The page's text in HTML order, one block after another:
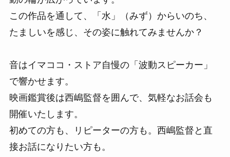
この作品を通して、「水」（みず）からいのち、
たましいを感じ、その姿に触れてみませんか？
音はイマココ・ストア自慢の「波動スピーカー」
で響かせます。
映画鑑賞後は西嶋監督を囲んで、気軽なお話会も
開催いたします。
初めての方も、リピーターの方も。西嶋監督と直
接お話になりたい方も。